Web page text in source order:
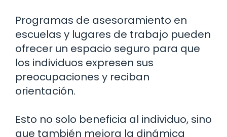
Programas de asesoramiento en
escuelas y lugares de trabajo pueden
ofrecer un espacio seguro para que
los individuos expresen sus
preocupaciones y reciban
orientación.
Esto no solo beneficia al individuo, sino
que también mejora la dinámica